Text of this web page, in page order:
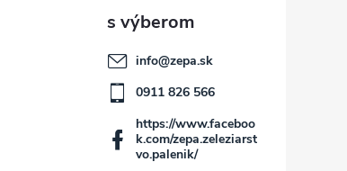
info@zepa.sk
0911 826 566
https://www.faceboo
k.com/zepa.zeleziarst
vo.palenik/